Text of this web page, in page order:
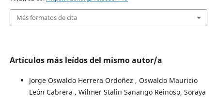
Más formatos de cita
Artículos más leídos del mismo autor/a
Jorge Oswaldo Herrera Ordoñez , Oswaldo Mauricio
León Cabrera , Wilmer Stalin Sanango Reinoso, Soraya